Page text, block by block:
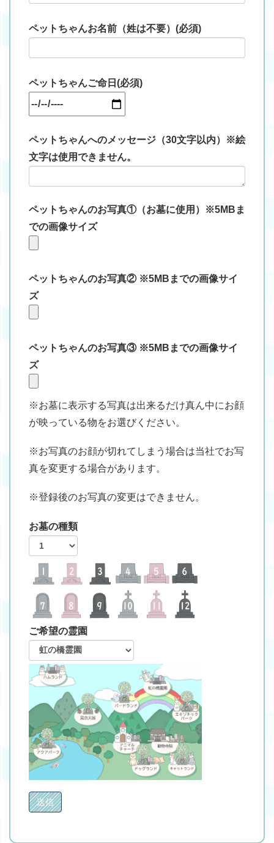
ペットちゃんお名前（姓は不要）(必須)
ペットちゃんご命日(必須)
ペットちゃんへのメッセージ（30文字以内）※絵
文字は使用できません。
ペットちゃんのお写真①（お墓に使用）※5MBま
での画像サイズ
ペットちゃんのお写真② ※5MBまでの画像サイ
ズ
ペットちゃんのお写真③ ※5MBまでの画像サイ
ズ
※お墓に表示する写真は出来るだけ真ん中にお顔
が映っている物をお選びください。
※お写真のお顔が切れてしまう場合は当社でお写
真を変更する場合があります。
※登録後のお写真の変更はできません。
お墓の種類
ご希望の霊園